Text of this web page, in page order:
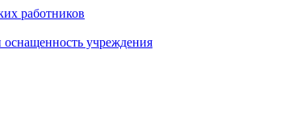
работников
оснащенность учреждения